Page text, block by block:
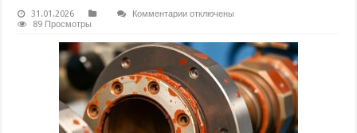
31.01.2026 Комментариикотключены
89 Просмотры